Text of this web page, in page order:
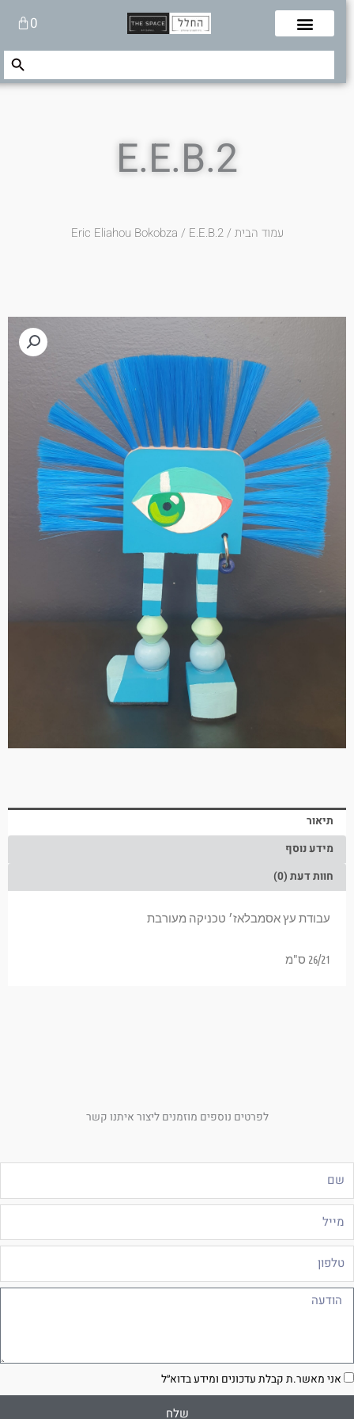
0עגלת
קניות
Search
Search Button
E.E.B.2
עמוד הבית/
Eric Eliahou Bokobza/ E.E.B.2
תיאור
מידע נוסף
חוות דעת (0)
עבודת עץ אסמבלאז׳ טכניקה מעורבת
26/21 ס"מ
לפרטים נוספים מוזמנים ליצור איתנו קשר
אני מאשר.ת קבלת עדכונים ומידע בדוא״ל
שלח